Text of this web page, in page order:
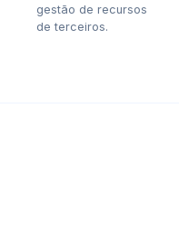
gestão de recursos
de terceiros.